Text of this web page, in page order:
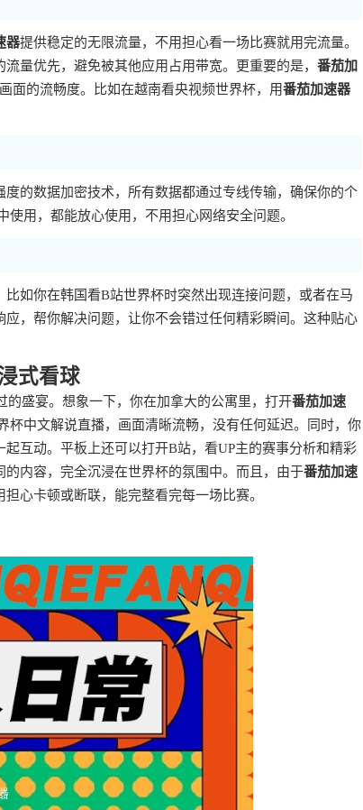
器提供稳定的无限流量，不用担心看一场比赛就用完流量。
量优先，避免被其他应用占用带宽。更重要的是， 番茄加
面的流畅度。比如在越南看央视频世界杯，用番茄加速器
度的数据加密技术，所有数据都通过专线传输，确保你的个
用，都能放心使用，不用担心网络安全问题。
如你在韩国看B站世界杯时突然出现连接问题，或者在马
，帮你解决问题，让你不会错过任何精彩瞬间。这种贴心
式看球
盛宴。想象一下，你在加拿大的公寓里，打开番茄加速
中文解说直播，画面清晰流畅，没有任何延迟。同时，你
互动。平板上还可以打开B站，看UP主的赛事分析和精彩
内容，完全沉浸在世界杯的氛围中。而且，由于番茄加速
心卡顿或断联，能完整看完每一场比赛。